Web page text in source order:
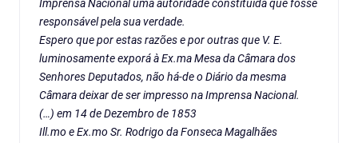
Imprensa Nacional uma autoridade constituida que fosse
responsável pela sua verdade.
Espero que por estas razões e por outras que V. E.
luminosamente exporá à Ex.ma Mesa da Câmara dos
Senhores Deputados, não há-de o Diário da mesma
Câmara deixar de ser impresso na Imprensa Nacional.
(…) em 14 de Dezembro de 1853
Ill.mo e Ex.mo Sr. Rodrigo da Fonseca Magalhães